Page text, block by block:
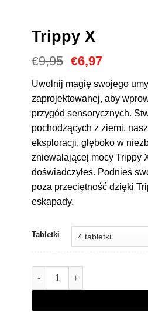
Trippy X
€9,95 Cena
wynosiła:
€9,95.
€6,97Aktualna
to:
€6,97.
Uwolnij magię swojego
zaprojektowanej, aby
przygód sensorycznych.
pochodzących z ziemi,
eksploracji, głęboko w
zniewalającej mocy Trippy
doświadczyłeś. Podnieś
poza przeciętność dzięki
eskapady.
Tabletki
Ilość Trippy X